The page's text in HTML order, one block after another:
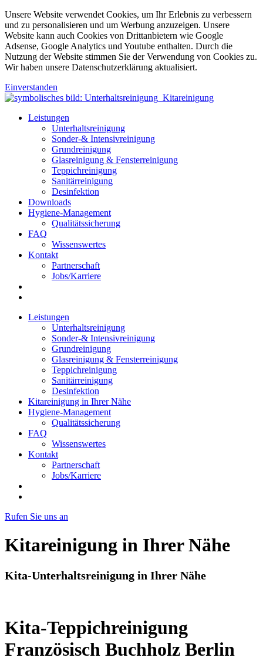
Unsere Website verwendet Cookies, um Ihr Erlebnis zu verbessern
und zu personalisieren und um Werbung anzuzeigen. Unsere
Website kann auch Cookies von Drittanbietern wie Google
Adsense, Google Analytics und Youtube enthalten. Durch die
Nutzung der Website stimmen Sie der Verwendung von Cookies zu.
Wir haben unsere Datenschutzerklärung aktualisiert.
Einverstanden
Leistungen
Unterhaltsreinigung
Sonder-& Intensivreinigung
Grundreinigung
Glasreinigung & Fensterreinigung
Teppichreinigung
Sanitärreinigung
Desinfektion
Downloads
Hygiene-Management
Qualitätssicherung
FAQ
Wissenswertes
Kontakt
Partnerschaft
Jobs/Karriere
Leistungen
Unterhaltsreinigung
Sonder-& Intensivreinigung
Grundreinigung
Glasreinigung & Fensterreinigung
Teppichreinigung
Sanitärreinigung
Desinfektion
Kitareinigung in Ihrer Nähe
Hygiene-Management
Qualitätssicherung
FAQ
Wissenswertes
Kontakt
Partnerschaft
Jobs/Karriere
Rufen Sie uns an
Kitareinigung in Ihrer Nähe
Kita-Unterhaltsreinigung in Ihrer Nähe
Kita-Teppichreinigung
Französisch Buchholz Berlin